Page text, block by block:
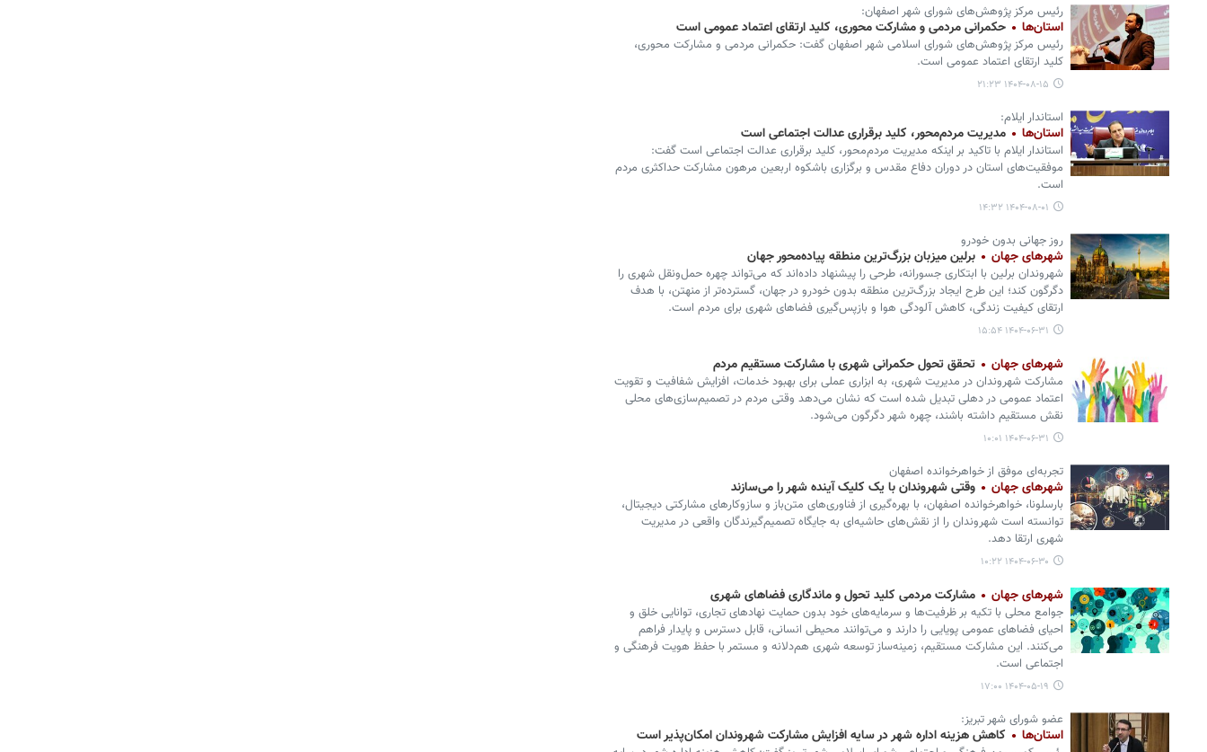
رئیس مرکز پژوهش‌های شورای شهر اصفهان:
استان‌ها حکمرانی مردمی و مشارکت‌ محوری، کلید ارتقای اعتماد عمومی است
رئیس مرکز پژوهش‌های شورای اسلامی شهر اصفهان گفت: حکمرانی مردمی و مشارکت‌ محوری،
کلید ارتقای اعتماد عمومی است.
۱۴۰۴-۰۸-۱۵ ۲۱:۲۳
استاندار ایلام:
استان‌ها مدیریت مردم‌محور، کلید برقراری عدالت اجتماعی است
استاندار ایلام با تاکید بر اینکه مدیریت مردم‌محور، کلید برقراری عدالت اجتماعی است گفت:
موفقیت‌های استان در دوران دفاع مقدس و برگزاری باشکوه اربعین مرهون مشارکت حداکثری مردم
است.
۱۴۰۴-۰۸-۰۱ ۱۴:۳۲
روز جهانی بدون خودرو
شهرهای جهان برلین میزبان بزرگ‌ترین منطقه پیاده‌محور جهان
شهروندان برلین با ابتکاری جسورانه، طرحی را پیشنهاد داده‌اند که می‌تواند چهره حمل‌ونقل شهری را
دگرگون کند؛ این طرح ایجاد بزرگ‌ترین منطقه بدون خودرو در جهان، گسترده‌تر از منهتن، با هدف
ارتقای کیفیت زندگی، کاهش آلودگی هوا و بازپس‌گیری فضاهای شهری برای مردم است.
۱۴۰۴-۰۶-۳۱ ۱۵:۵۴
شهرهای جهان تحقق تحول حکمرانی شهری با مشارکت مستقیم مردم
مشارکت شهروندان در مدیریت شهری، به ابزاری عملی برای بهبود خدمات، افزایش شفافیت و تقویت
اعتماد عمومی در دهلی تبدیل شده است که نشان می‌دهد وقتی مردم در تصمیم‌سازی‌های محلی
نقش مستقیم داشته باشند، چهره شهر دگرگون می‌شود.
۱۴۰۴-۰۶-۳۱ ۱۰:۰۱
تجربه‌ای موفق از خواهرخوانده اصفهان
شهرهای جهان وقتی شهروندان با یک کلیک آینده شهر را می‌سازند
بارسلونا، خواهرخوانده اصفهان، با بهره‌گیری از فناوری‌های متن‌باز و سازوکارهای مشارکتی دیجیتال،
توانسته است شهروندان را از نقش‌های حاشیه‌ای به جایگاه تصمیم‌گیرندگان واقعی در مدیریت
شهری ارتقا دهد.
۱۴۰۴-۰۶-۳۰ ۱۰:۲۲
شهرهای جهان مشارکت مردمی کلید تحول و ماندگاری فضاهای شهری
جوامع محلی با تکیه بر ظرفیت‌ها و سرمایه‌های خود بدون حمایت نهادهای تجاری، توانایی خلق و
احیای فضاهای عمومی پویایی را دارند و می‌توانند محیطی انسانی، قابل دسترس و پایدار فراهم
می‌کنند. این مشارکت مستقیم، زمینه‌ساز توسعه شهری هم‌دلانه و مستمر با حفظ هویت فرهنگی و
اجتماعی است.
۱۴۰۴-۰۵-۱۹ ۱۷:۰۰
عضو شورای شهر تبریز:
استان‌ها کاهش هزینه اداره شهر در سایه افزایش مشارکت شهروندان امکان‌پذیر است